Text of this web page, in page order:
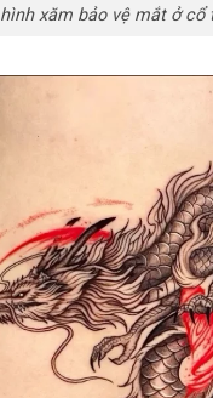
hình xăm bảo vệ mắt ở cổ